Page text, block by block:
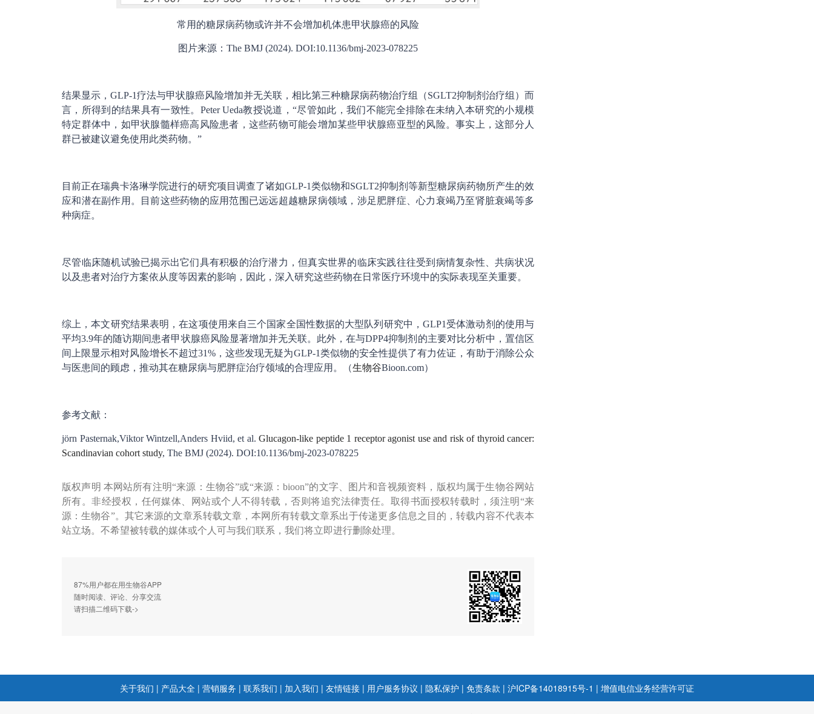
常用的糖尿病药物或许并不会增加机体患甲状腺癌的风险
图片来源：The BMJ (2024). DOI:10.1136/bmj-2023-078225
结果显示，GLP-1疗法与甲状腺癌风险增加并无关联，相比第三种糖尿病药物治疗组（SGLT2抑制剂治疗组）而
言，所得到的结果具有一致性。Peter Ueda教授说道，“尽管如此，我们不能完全排除在未纳入本研究的小规模
特定群体中，如甲状腺髓样癌高风险患者，这些药物可能会增加某些甲状腺癌亚型的风险。事实上，这部分人
群已被建议避免使用此类药物。”
目前正在瑞典卡洛琳学院进行的研究项目调查了诸如GLP-1类似物和SGLT2抑制剂等新型糖尿病药物所产生的效
应和潜在副作用。目前这些药物的应用范围已远远超越糖尿病领域，涉足肥胖症、心力衰竭乃至肾脏衰竭等多
种病症。
尽管临床随机试验已揭示出它们具有积极的治疗潜力，但真实世界的临床实践往往受到病情复杂性、共病状况
以及患者对治疗方案依从度等因素的影响，因此，深入研究这些药物在日常医疗环境中的实际表现至关重要。
综上，本文研究结果表明，在这项使用来自三个国家全国性数据的大型队列研究中，GLP1受体激动剂的使用与
平均3.9年的随访期间患者甲状腺癌风险显著增加并无关联。此外，在与DPP4抑制剂的主要对比分析中，置信区
间上限显示相对风险增长不超过31%，这些发现无疑为GLP-1类似物的安全性提供了有力佐证，有助于消除公众
与医患间的顾虑，推动其在糖尿病与肥胖症治疗领域的合理应用。（生物谷Bioon.com）
参考文献：
jörn Pasternak,Viktor Wintzell,Anders Hviid, et al. Glucagon-like peptide 1 receptor agonist use and risk of thyroid cancer:
Scandinavian cohort study, The BMJ (2024). DOI:10.1136/bmj-2023-078225
版权声明 本网站所有注明“来源：生物谷”或“来源：bioon”的文字、图片和音视频资料，版权均属于生物谷网站
所有。非经授权，任何媒体、网站或个人不得转载，否则将追究法律责任。取得书面授权转载时，须注明“来
源：生物谷”。其它来源的文章系转载文章，本网所有转载文章系出于传递更多信息之目的，转载内容不代表本
站立场。不希望被转载的媒体或个人可与我们联系，我们将立即进行删除处理。
87%用户都在用生物谷APP
随时阅读、评论、分享交流
请扫描二维码下载->
关于我们 | 产品大全 | 营销服务 | 联系我们 | 加入我们 | 友情链接 | 用户服务协议 | 隐私保护 | 免责条款 | 沪ICP备14018915号-1 | 增值电信业务经营许可证